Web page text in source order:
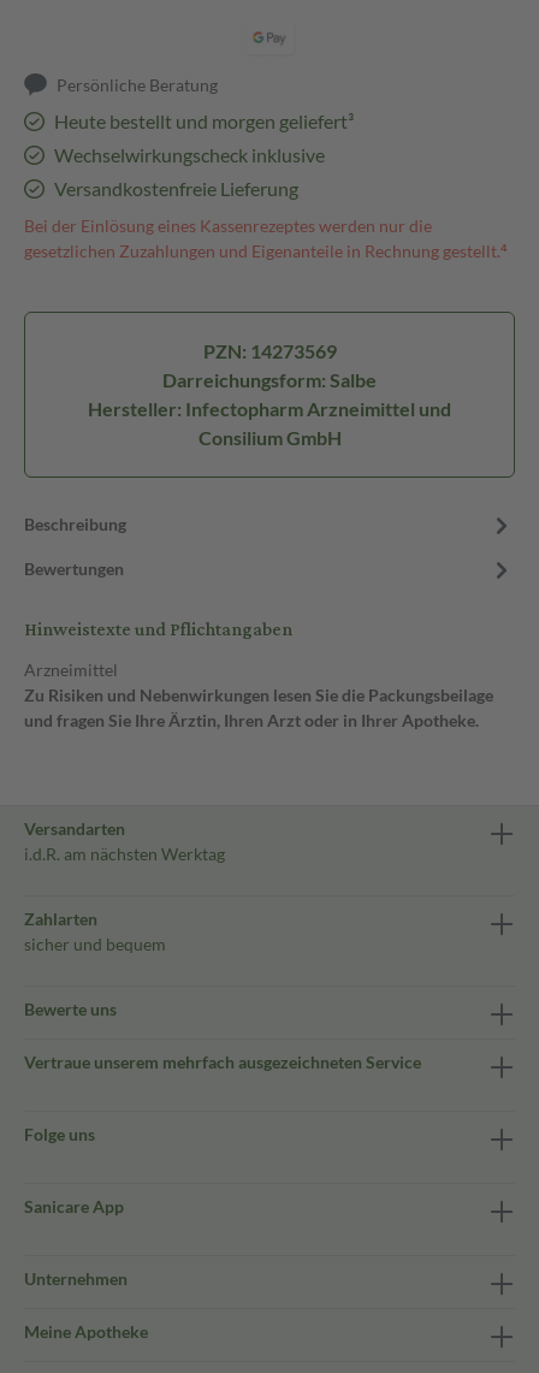
Persönliche Beratung
Heute bestellt und morgen geliefert³
Wechselwirkungscheck inklusive
Versandkostenfreie Lieferung
Bei der Einlösung eines Kassenrezeptes werden nur die
gesetzlichen Zuzahlungen und Eigenanteile in Rechnung gestellt.⁴
PZN: 14273569
Darreichungsform: Salbe
Hersteller: Infectopharm Arzneimittel und
Consilium GmbH
Beschreibung
Bewertungen
Hinweistexte und Pflichtangaben
Arzneimittel
Zu Risiken und Nebenwirkungen lesen Sie die Packungsbeilage
und fragen Sie Ihre Ärztin, Ihren Arzt oder in Ihrer Apotheke.
Versandarten
i.d.R. am nächsten Werktag
Zahlarten
sicher und bequem
Bewerte uns
Vertraue unserem mehrfach ausgezeichneten Service
Folge uns
Sanicare App
Unternehmen
Meine Apotheke